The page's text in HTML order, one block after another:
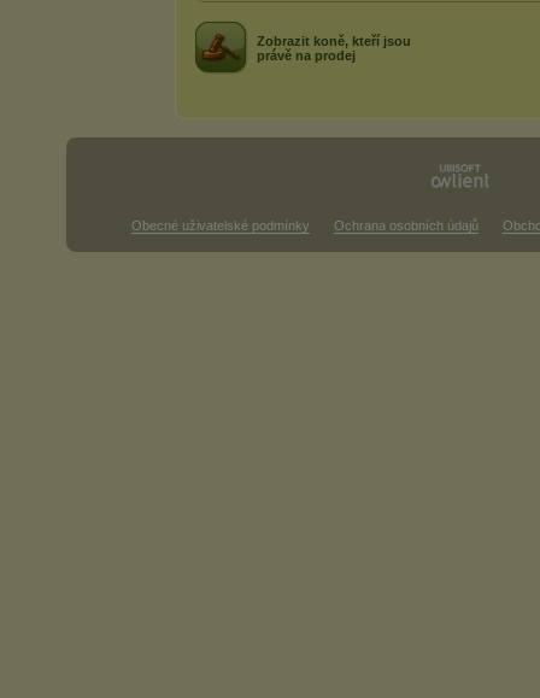
Zobrazit koně, kteří jsou
právě na prodej
Obecné uživatelské podmínky Ochrana osobních údajů